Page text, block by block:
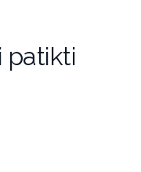
patikti